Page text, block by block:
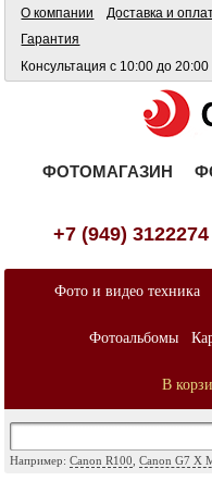
О компании Доставка и
Гарантия
Консультация с 10:00 до
ФОТОМАГАЗИН
+7 (949) 3122274
Фото и видео техника
Фотоальбомы
В
Например:Canon R100 ,Canon G7 X